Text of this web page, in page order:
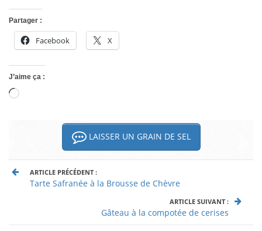
Partager :
Facebook X
J’aime ça :
Chargement…
LAISSER UN GRAIN DE SEL
ARTICLE PRÉCÉDENT :
Tarte Safranée à la Brousse de Chèvre
ARTICLE SUIVANT :
Gâteau à la compotée de cerises